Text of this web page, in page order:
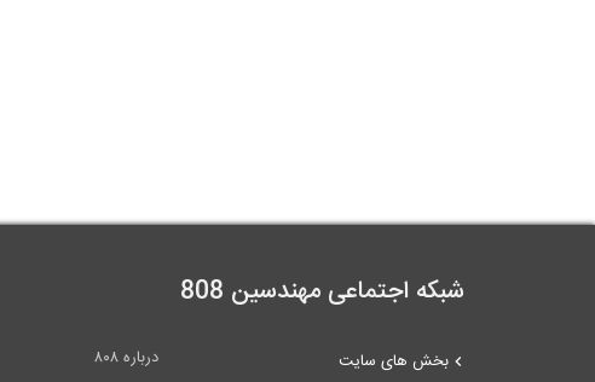
شبکه اجتماعی مهندسین 808
درباره ۸۰۸
بخش های سایت